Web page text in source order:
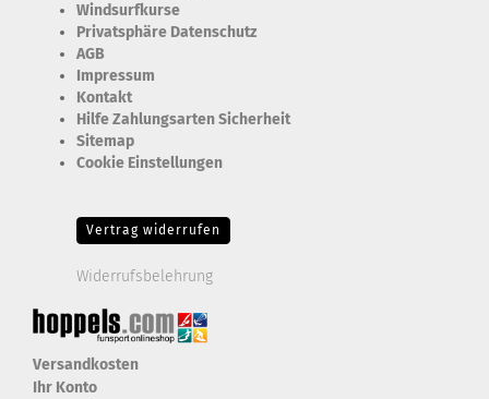
Windsurfkurse
Privatsphäre Datenschutz
AGB
Impressum
Kontakt
Hilfe Zahlungsarten Sicherheit
Sitemap
Cookie Einstellungen
Vertrag widerrufen
Widerrufsbelehrung
Versandkosten
Ihr Konto